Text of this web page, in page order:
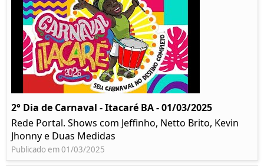
2° Dia de Carnaval - Itacaré BA - 01/03/2025
Rede Portal. Shows com Jeffinho, Netto Brito, Kevin
Jhonny e Duas Medidas
Publicado em 01/03/2025